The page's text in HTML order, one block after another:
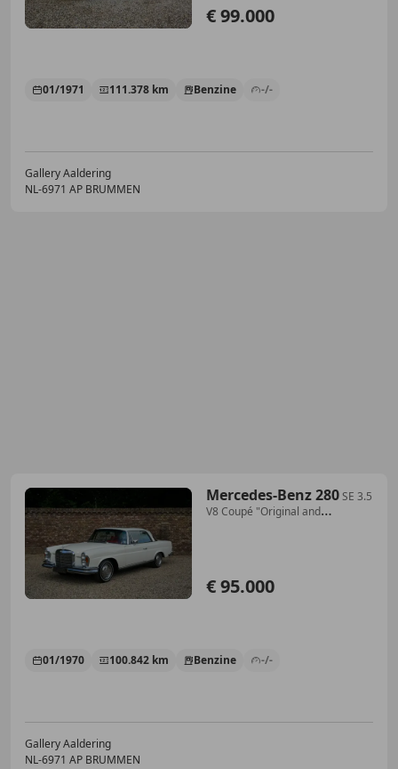
€ 99.000
01/1971 111.378 km Benzine -/-
Gallery Aaldering
NL-6971 AP BRUMMEN
Mercedes-Benz 280SE 3.5
V8 Coupé "Original and
€ 95.000
01/1970 100.842 km Benzine -/-
Gallery Aaldering
NL-6971 AP BRUMMEN